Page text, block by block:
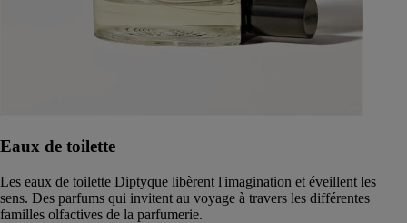
Eaux de toilette
Les eaux de toilette Diptyque libèrent l'imagination et éveillent les
sens. Des parfums qui invitent au voyage à travers les différentes
familles olfactives de la parfumerie.